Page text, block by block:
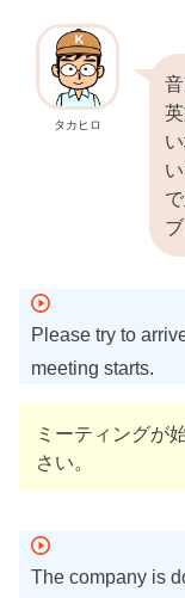
タカヒロ
Please try to
meeting starts.
ミーティングが
さい。
The company is